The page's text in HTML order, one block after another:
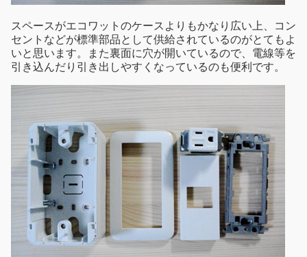
スペースがエコワットのケースよりもかなり広い上、コン
セントなどが標準部品として供給されているのがとてもよ
いと思います。また裏面に穴が開いているので、電線等を
引き込んだり引き出しやすくなっているのも便利です。